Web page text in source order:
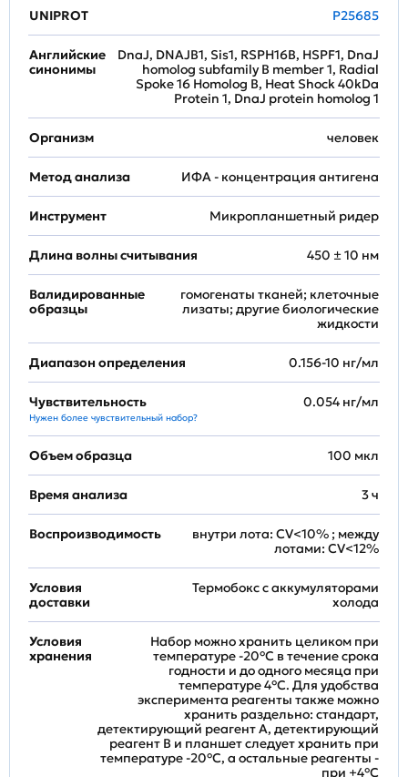
UNIPROT P25685
Английские
синонимы
DnaJ, DNAJB1, Sis1, RSPH16B, HSPF1, DnaJ
homolog subfamily B member 1, Radial
Spoke 16 Homolog B, Heat Shock 40kDa
Protein 1, DnaJ protein homolog 1
Организм человек
Метод анализа ИФА - концентрация антигена
Инструмент Микропланшетный ридер
Длина волны считывания 450 ± 10 нм
Валидированные
образцы
гомогенаты тканей; клеточные
лизаты; другие биологические
жидкости
Диапазон определения 0.156-10 нг/мл
Чувствительность
Нужен более чувствительный набор?
0.054 нг/мл
Объем образца 100 мкл
Время анализа 3 ч
Воспроизводимость
внутри лота: CV<10% ; между
лотами: CV<12%
Условия
доставки
Термобокс с аккумуляторами
холода
Условия
хранения
Набор можно хранить целиком при
температуре -20°C в течение срока
годности и до одного месяца при
температуре 4°C. Для удобства
эксперимента реагенты также можно
хранить раздельно: стандарт,
детектирующий реагент A, детектирующий
реагент B и планшет следует хранить при
температуре -20°C, а остальные реагенты -
при +4°С